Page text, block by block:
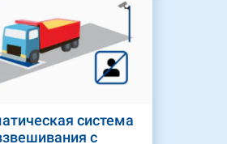
система
с